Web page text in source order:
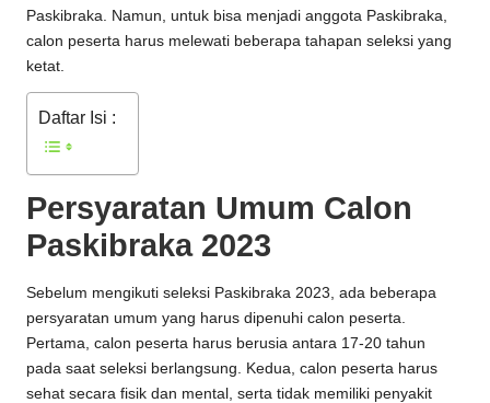
Paskibraka. Namun, untuk bisa menjadi anggota Paskibraka,
calon peserta harus melewati beberapa tahapan seleksi yang
ketat.
Daftar Isi :
Persyaratan Umum Calon
Paskibraka 2023
Sebelum mengikuti seleksi Paskibraka 2023, ada beberapa
persyaratan umum yang harus dipenuhi calon peserta.
Pertama, calon peserta harus berusia antara 17-20 tahun
pada saat seleksi berlangsung. Kedua, calon peserta harus
sehat secara fisik dan mental, serta tidak memiliki penyakit